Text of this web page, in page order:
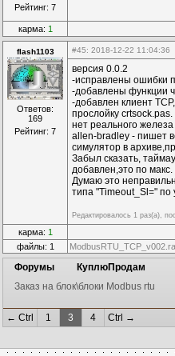
Рейтинг: 7
карма: 1
flash1103
Ответов:
169
Рейтинг: 7
#45: 2018-12-22 11:04:36
версия 0.0.2
-исправлены ошибки
-добавлены функции
-добавлен клиент
прослойку crtsock.pas.
нет реального
allen-bradley - пишет
симулятор в
Забыл сказать,
добавлен,это по
Думаю это
типа "Timeout_Sl=" по
Редактировалось 1 раз(а),
карма: 1
файлы: 1
Форумы
КуплюПродам
Заказ на блок\блоки Modbus rtu
← Ctrl 1 3 4 Ctrl →